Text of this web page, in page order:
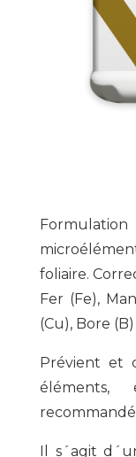
foliaire.
Fer (Fe),
(Cu), Bore
Prévient et
Il s´agit